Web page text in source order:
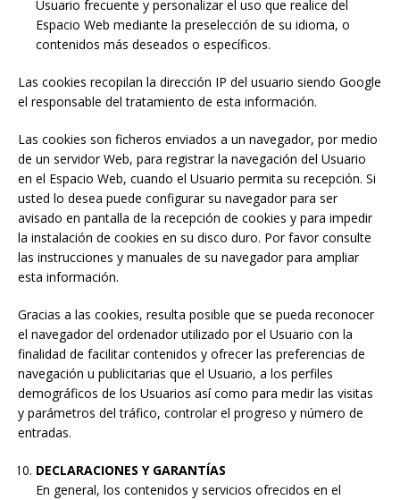
Usuario frecuente y personalizar el uso que realice del
Espacio Web mediante la preselección de su idioma, o
contenidos más deseados o específicos.
Las cookies recopilan la dirección IP del usuario siendo Google
el responsable del tratamiento de esta información.
Las cookies son ficheros enviados a un navegador, por medio
de un servidor Web, para registrar la navegación del Usuario
en el Espacio Web, cuando el Usuario permita su recepción. Si
usted lo desea puede configurar su navegador para ser
avisado en pantalla de la recepción de cookies y para impedir
la instalación de cookies en su disco duro. Por favor consulte
las instrucciones y manuales de su navegador para ampliar
esta información.
Gracias a las cookies, resulta posible que se pueda reconocer
el navegador del ordenador utilizado por el Usuario con la
finalidad de facilitar contenidos y ofrecer las preferencias de
navegación u publicitarias que el Usuario, a los perfiles
demográficos de los Usuarios así como para medir las visitas
y parámetros del tráfico, controlar el progreso y número de
entradas.
DECLARACIONES Y GARANTÍAS
En general, los contenidos y servicios ofrecidos en el